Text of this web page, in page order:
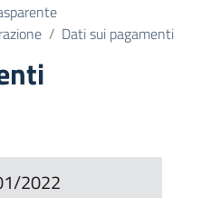
Dati sui pagamenti
2022